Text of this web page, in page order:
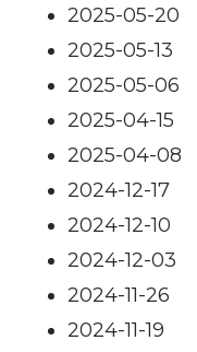
2025-05-20
2025-05-13
2025-05-06
2025-04-15
2025-04-08
2024-12-17
2024-12-10
2024-12-03
2024-11-26
2024-11-19